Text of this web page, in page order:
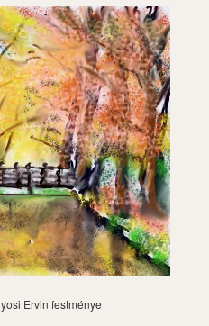
Ervin festménye